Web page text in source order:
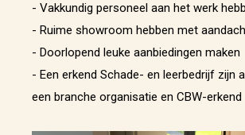
- Vakkundig personeel aan het werk
- Ruime showroom hebben met
- Doorlopend leuke aanbiedingen maken
- Een erkend Schade- en leerbedrijf zijn
een branche organisatie en CBW-erkend